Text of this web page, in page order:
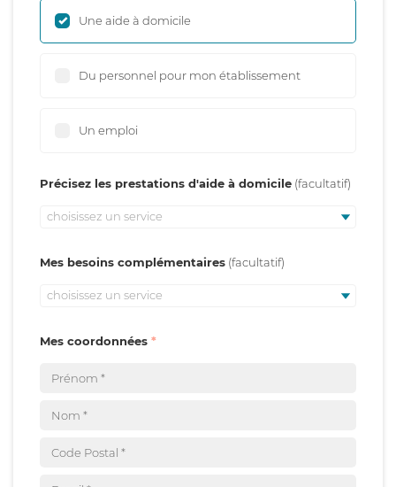
Une aide à domicile
Du personnel pour mon établissement
Un emploi
Précisez les prestations d'aide à domicile
choisissez un service
Mes besoins complémentaires
choisissez un service
Mes coordonnées